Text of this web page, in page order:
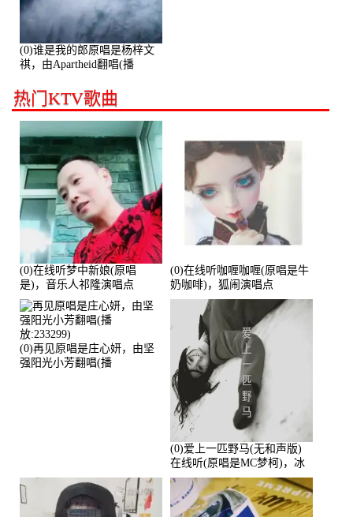
(0)谁是我的郎原唱是杨梓文
祺，由Apartheid翻唱(播
热门KTV歌曲
(0)在线听梦中新娘(原唱
是)，音乐人祁隆演唱点
播:2713192次
(0)在线听咖喱咖喱(原唱是牛
奶咖啡)，狐闹演唱点
播:287579次
(0)再见原唱是庄心妍，由坚
强阳光小芳翻唱(播
(0)爱上一匹野马(无和声版)
在线听(原唱是MC梦柯)，冰
鑫Asce演唱点播:178815次